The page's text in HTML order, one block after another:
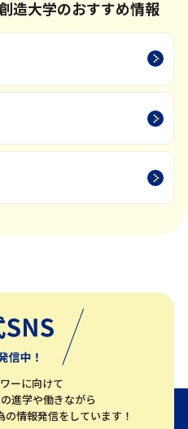
造大学のおすすめ情報
ーに向けて
進学や働きながら
情報発信をしています！